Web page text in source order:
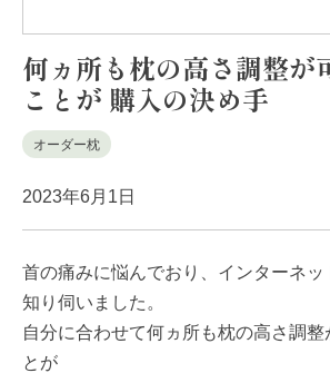
何ヵ所も枕の高さ調整が
ことが 購入の決め手
オーダー枕
2023年6月1日
首の痛みに悩んでおり、インターネッ
知り伺いました。
自分に合わせて何ヵ所も枕の高さ調整
とが